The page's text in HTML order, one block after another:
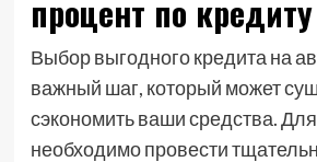
процент по
Выбор выгодного кредита на
важный шаг, который может
сэкономить ваши средства. Для
необходимо провести